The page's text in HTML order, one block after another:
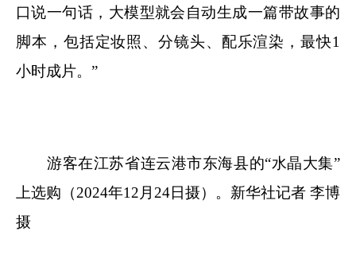
口说一句话，大模型就会自动生成一篇带故事的
脚本，包括定妆照、分镜头、配乐渲染，最快1
小时成片。”
游客在江苏省连云港市东海县的“水晶大集”
上选购（2024年12月24日摄）。新华社记者 李博
摄